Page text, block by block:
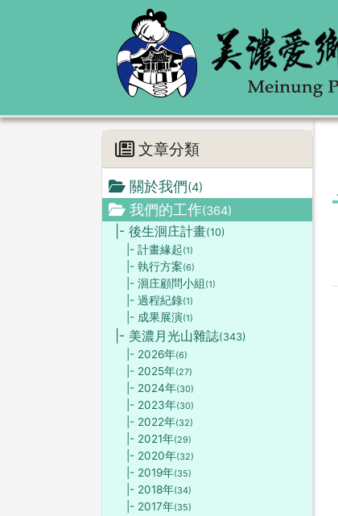
文章分類
關於我們(4)
我們的工作(364)
|- 後生洄庄計畫(10)
|- 計畫緣起(1)
|- 執行方案(6)
|- 洄庄顧問小組 (1)
|- 過程紀錄(1)
|- 成果展演(1)
|- 美濃月光山雜誌(343)
|- 2026年(6)
|- 2025年(27)
|- 2024年(30)
|- 2023年(30)
|- 2022年(32)
|- 2021年(29)
|- 2020年(32)
|- 2019年(35)
|- 2018年(34)
|- 2017年(35)